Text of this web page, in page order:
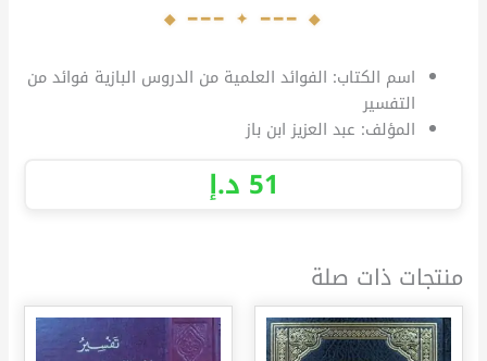
اسم الكتاب: الفوائد العلمية من الدروس البازية فوائد من
التفسير
المؤلف: عبد العزيز ابن باز
51 د.إ
منتجات ذات صلة